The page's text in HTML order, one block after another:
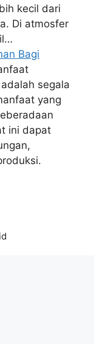
kecil dari
Di atmosfer
Bagi
segala
yang
ini dapat